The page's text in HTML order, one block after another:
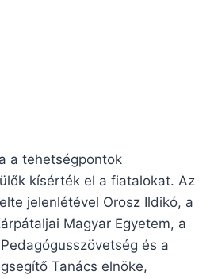
a tehetségpontok
kísérték el a fiatalokat. Az
jelenlétével Orosz Ildikó, a
Magyar Egyetem, a
és a
Tanács elnöke,